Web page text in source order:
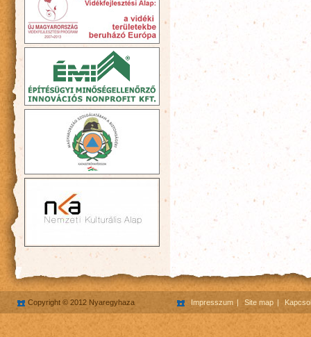
Copyright © 2012 Nyaregyhaza Impresszum Site map